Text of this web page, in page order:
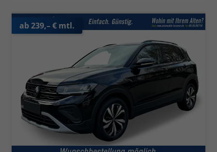
ab 239,– € mtl.